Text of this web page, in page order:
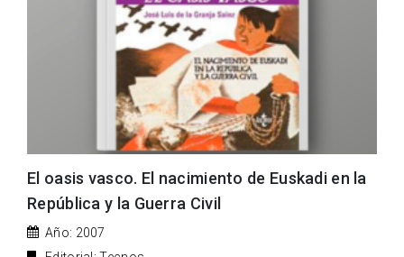
El oasis vasco. El nacimiento de Euskadi en la
República y la Guerra Civil
Año: 2007